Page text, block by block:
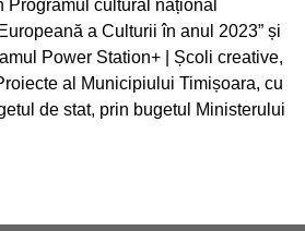
Programul cultural național
a Culturii în anul 2023” și
Power Station+ | Școli creative,
al Municipiului Timișoara, cu
de stat, prin bugetul Ministerului